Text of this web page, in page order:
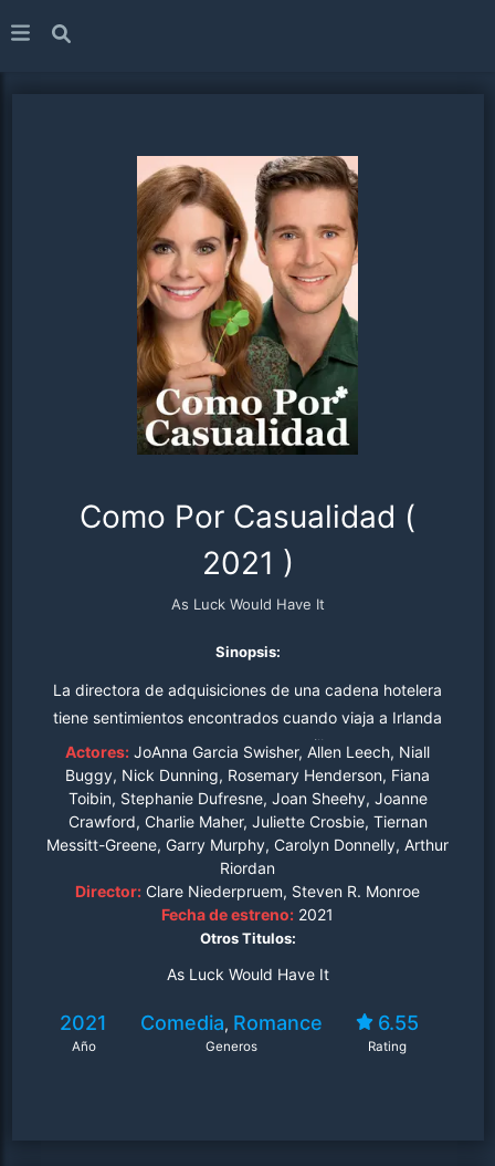
Como Por Casualidad (
2021 )
As Luck Would Have It
Sinopsis:
La directora de adquisiciones de una cadena hotelera
tiene sentimientos encontrados cuando viaja a Irlanda
para comprar un castillo.
Actores: JoAnna Garcia Swisher, Allen Leech, Niall
Buggy, Nick Dunning, Rosemary Henderson, Fiana
Toibin, Stephanie Dufresne, Joan Sheehy, Joanne
Crawford, Charlie Maher, Juliette Crosbie, Tiernan
Messitt-Greene, Garry Murphy, Carolyn Donnelly, Arthur
Riordan
Director: Clare Niederpruem, Steven R. Monroe
Fecha de estreno: 2021
Otros Titulos:
As Luck Would Have It
2021
Año
Comedia, Romance
Generos
6.55
Rating